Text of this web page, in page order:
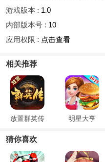
游戏版本 : 1.0
内部版本号 : 10
应用权限 : 点击查看
相关推荐
放置群英传 明星大亨
猜你喜欢